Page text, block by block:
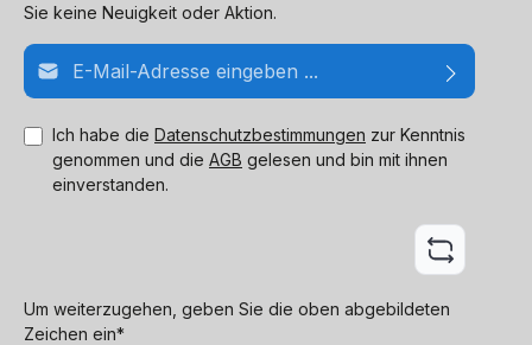
Sie keine Neuigkeit oder Aktion.
E-Mail-Adresse*
Ich habe die Datenschutzbestimmungen zur Kenntnis
genommen und die AGB gelesen und bin mit ihnen
einverstanden.
Um weiterzugehen, geben Sie die oben abgebildeten
Zeichen ein*